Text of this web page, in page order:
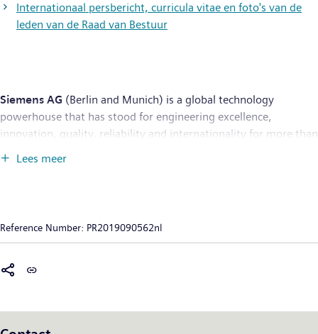
Internationaal persbericht, curricula vitae en foto's van de
leden van de Raad van Bestuur
Siemens AG (Berlin and Munich) is a global technology
powerhouse that has stood for engineering excellence,
innovation, quality, reliability and internationality for more than
170 years. The company is active around the globe, focusing on
infrastructure solutions as well as automation, drive and
subsidiary Siemens Healthineers AG, the company is also a
Lees meer
Reference Number: PR2019090562nl